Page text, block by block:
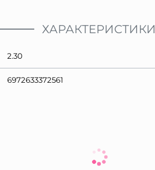
ХАРАКТЕРИСТИКИ
2.30
6972633372561